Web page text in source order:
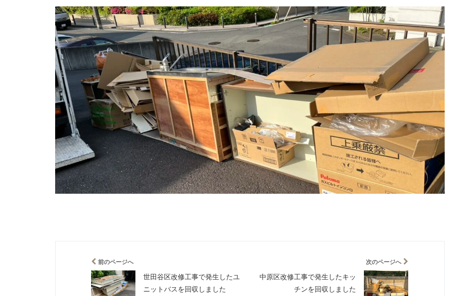
前のページへ
世田谷区改修工事で発生したユ
ニットバスを回収しました
次のページへ
中原区改修工事で発生したキッ
チンを回収しました